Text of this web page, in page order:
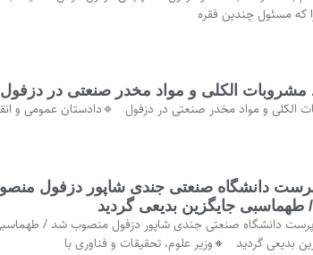
که مسئول چندین فقره
مشروبات الکلی و مواد مخدر صنعتی در دزفول
الکلی و مواد مخدر صنعتی در دزفول 🔹دادستان عمومی و
دانشگاه صنعتی جندی شاپور دزفول
جایگزین بدیعی گردید
دانشگاه صنعتی جندی شاپور دزفول منصوب شد /
بدیعی گردید 🔸وزیر علوم، تحقیقات و فناوری با